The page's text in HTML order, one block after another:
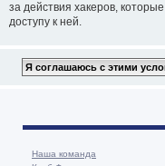
за действия хакеров,
доступу к ней.
Наша команда